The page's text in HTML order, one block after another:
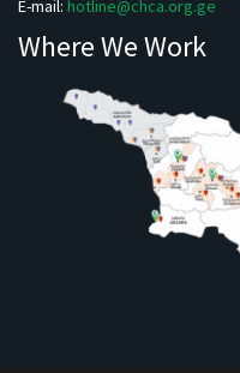
E-mail: hotline@chca.org.ge
Where We Work